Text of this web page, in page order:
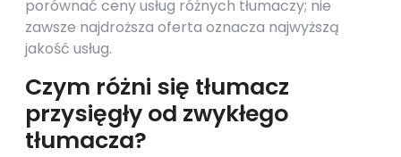
porównać ceny usług różnych tłumaczy; nie
zawsze najdroższa oferta oznacza najwyższą
jakość usług.
Czym różni się tłumacz
przysięgły od zwykłego
tłumacza?